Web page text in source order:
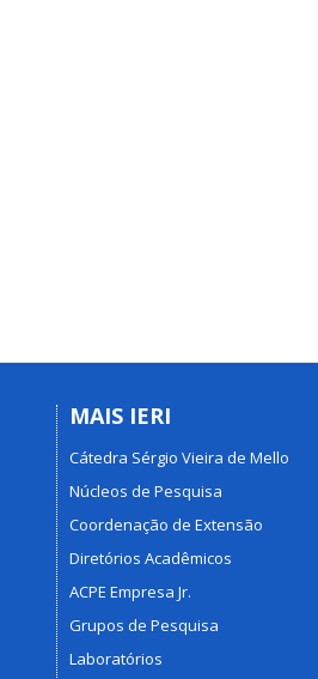
MAIS IERI
Cátedra Sérgio Vieira de Mello
Núcleos de Pesquisa
Coordenação de Extensão
Diretórios Acadêmicos
ACPE Empresa Jr.
Grupos de Pesquisa
Laboratórios